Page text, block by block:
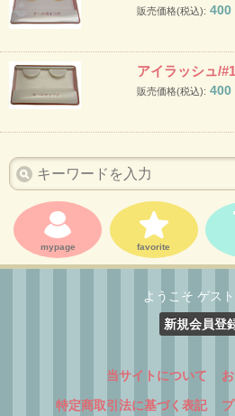
販売価格(税込): 400
アイラッシュ/
販売価格(税込): 400
mypage favorite
ようこそ ゲス
新規会員登
当サイトについて
特定商取引法に基づく表記